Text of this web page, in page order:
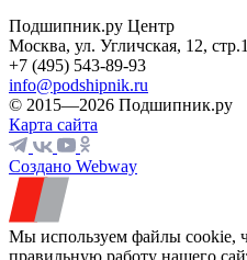
Подшипник.ру Центр
Москва, ул. Угличская, 12, стр.1
+7 (495) 543-89-93
info@podshipnik.ru
© 2015—2026 Подшипник.ру
Карта сайта
Создано Webway
Мы используем файлы cookie,